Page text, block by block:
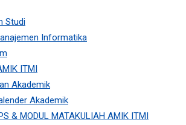
Studi
Informatika
ITMI
Akademik
Akademik
& MODUL MATAKULIAH AMIK ITMI